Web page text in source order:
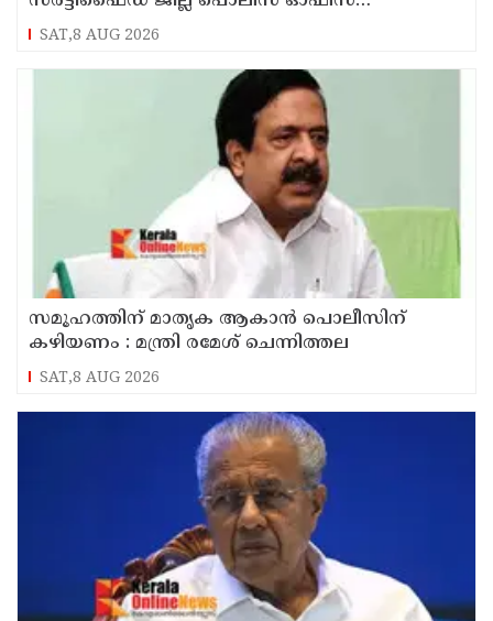
പത്തനംതിട്ടയിൽ
SAT,8 AUG 2026
സമൂഹത്തിന് മാതൃക ആകാൻ പൊലീസിന്
കഴിയണം : മന്ത്രി രമേശ് ചെന്നിത്തല
SAT,8 AUG 2026